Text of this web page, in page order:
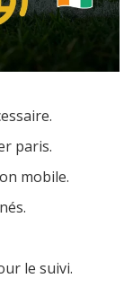
paris.
mobile.
le suivi.